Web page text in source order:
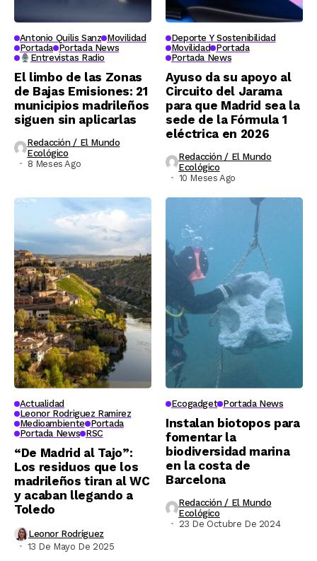
Antonio Quilis Sanz Movilidad
Portada Portada News
Entrevistas Radio
El limbo de las Zonas
de Bajas Emisiones: 21
municipios madrileños
siguen sin aplicarlas
Redacción / El Mundo
Ecológico
8 Meses Ago
Deporte Y Sostenibilidad
Movilidad Portada
Portada News
Ayuso da su apoyo al
Circuito del Jarama
para que Madrid sea la
sede de la Fórmula 1
eléctrica en 2026
Redacción / El Mundo
Ecológico
10 Meses Ago
Actualidad
Leonor Rodriguez Ramirez
Medioambiente Portada
Portada News RSC
“De Madrid al Tajo”:
Los residuos que los
madrileños tiran al WC
y acaban llegando a
Toledo
Leonor Rodríguez
13 De Mayo De 2025
Ecogadget Portada News
Instalan biotopos para
fomentar la
biodiversidad marina
en la costa de
Barcelona
Redacción / El Mundo
Ecológico
23 De Octubre De 2024